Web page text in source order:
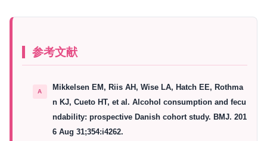
参考文献
Mikkelsen EM, Riis AH, Wise LA, Hatch EE, Rothma
n KJ, Cueto HT, et al. Alcohol consumption and fecu
ndability: prospective Danish cohort study. BMJ. 201
6 Aug 31;354:i4262.